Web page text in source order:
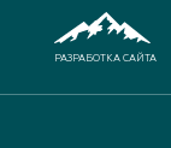
РАЗРАБОТКА САЙТА